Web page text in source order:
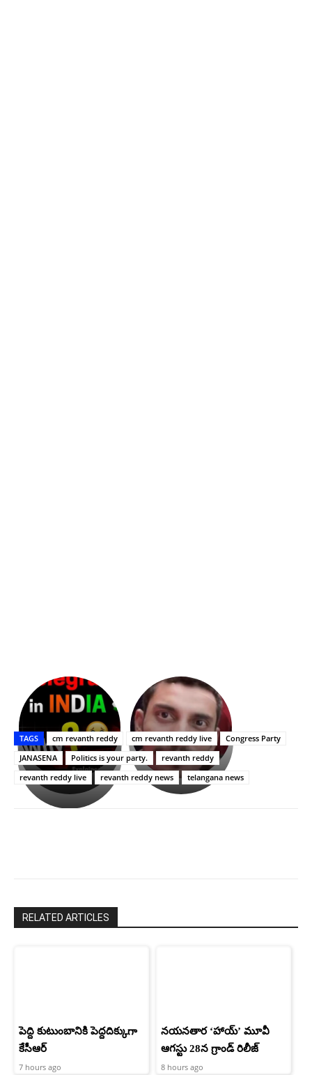
భగవంతుని
ప్రసాదం
తీర్థం..తులసీదళం
లేకుండా
అసంపూర్ణం
కేజీఎఫ్
సినిమాతో
పాన్
ఇండియా
స్టార్
హీరోయిన్‏గా
శ్రీనిధి
Upasana:
భర్తపై
రివెంజ్
తీర్చుకున్న
ఉపాసన..
పాపం
రామ్
TAGS cm revanth reddy cm revanth reddy live
Congress Party
JANASENA
Politics is your party.
revanth reddy
revanth reddy live
revanth reddy news telangana news
RELATED ARTICLES
పెద్ది కుటుంబానికి పెద్దదిక్కుగా
కేసీఆర్
7 hours ago
నయనతార ‘హాయ్’ మూవీ
ఆగస్టు 28న గ్రాండ్ రిలీజ్
8 hours ago